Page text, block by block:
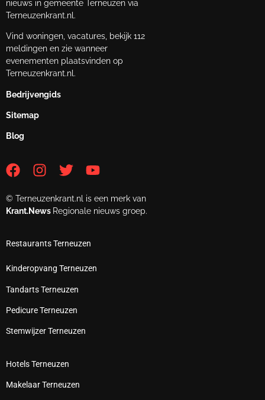
nieuws in gemeente Terneuzen via
Terneuzenkrant.nl.
Vind woningen, vacatures, bekijk 112
meldingen en zie wanneer
evenementen plaatsvinden op
Terneuzenkrant.nl.
Bedrijvengids
Sitemap
Blog
© Terneuzenkrant.nl is een merk van
Krant.News Regionale nieuws groep.
Restaurants Terneuzen
Kinderopvang Terneuzen
Tandarts Terneuzen
Pedicure Terneuzen
Stemwijzer Terneuzen
Hotels Terneuzen
Makelaar Terneuzen